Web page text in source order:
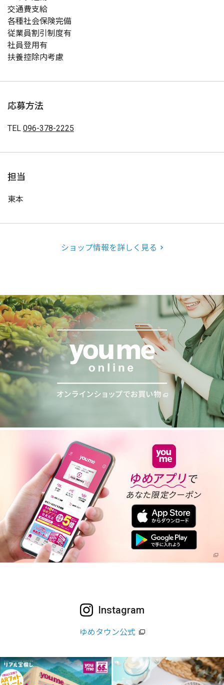
交通費支給
各種社会保険完備
従業員割引制度有
社員登用有
扶養控除内考慮
応募方法
TEL 096-378-2225
担当
東本
ショップ情報を詳しく見る
Instagram
ゆめタウン公式